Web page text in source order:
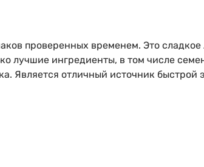
проверенных временем. Это сладкое
лучшие ингредиенты, в том числе
Является отличный источник быстрой